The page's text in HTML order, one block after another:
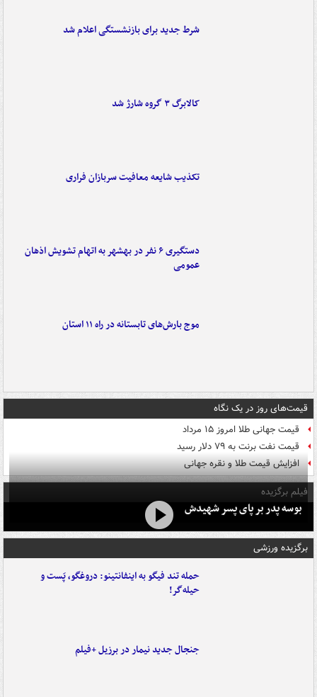
شرط جدید برای بازنشستگی اعلام شد
کالابرگ ۳ گروه شارژ شد
تکذیب شایعه معافیت سربازان فراری
دستگیری ۶ نفر در بهشهر به اتهام تشویش اذهان
عمومی
موج بارش‌های تابستانه در راه ۱۱ استان
قیمت‌های روز در یک نگاه
قیمت جهانی طلا امروز ۱۵ مرداد
قیمت نفت برنت به ۷۹ دلار رسید
افزایش قیمت طلا و نقره جهانی
فیلم برگزیده
بوسه‌ پدر بر پای پسر شهیدش
برگزیده ورزشی
حمله تند فیگو به اینفانتینو: دروغگو، پَست‌ و
حیله‌گر!
جنجال جدید نیمار در برزیل +فیلم